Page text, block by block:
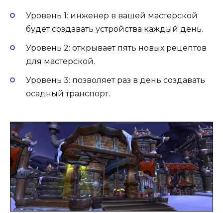
Уровень 1: инженер в вашей мастерской
будет создавать устройства каждый день.
Уровень 2: открывает пять новых рецептов
для мастерской.
Уровень 3: позволяет раз в день создавать
осадный транспорт.